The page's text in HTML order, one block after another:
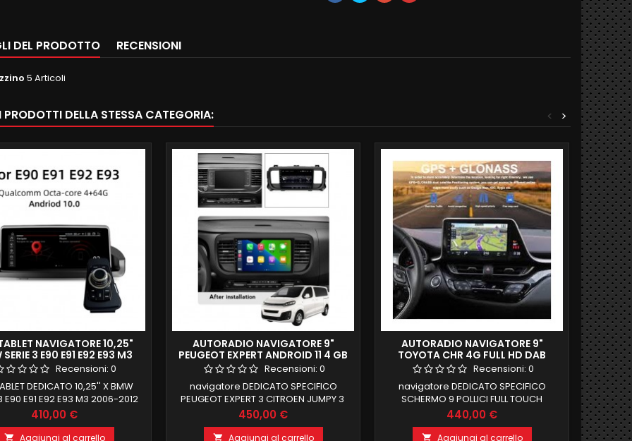
DEL PRODOTTO RECENSIONI
5 Articoli
PRODOTTI DELLA STESSA CATEGORIA: >
<
NAVIGATORE 10,25"
SERIE 3 E90 E91 E92 E93 M3
2012 2 +32 CARPLAY
Recensioni: 0
DEDICATO 10,25'' X BMW
E90 E91 E92 E93 M3 2006-2012
IN DOTAZIONE PER TAGLIO
CON FOGLIO SAGOMA
Supporta iDrive SWC, SCHERMO
Prezzo
410,00 €
 Aggiungi al carrello
AUTORADIO NAVIGATORE 9"
PEUGEOT EXPERT ANDROID 11 4 GB
RAM 64 GB ROM GIANTECH
Recensioni: 0
navigatore DEDICATO SPECIFICO
PEUGEOT EXPERT 3 CITROEN JUMPY 3
CITROEN SPACETOURER SCHERMO 9
POLLICI FULL TOUCH MANTENIMENTO
COMANDI AL VOLANTE 4 GB RAM 64 GB
Prezzo
450,00 €
 Aggiungi al carrello
AUTORADIO NAVIGATORE 9"
TOYOTA CHR 4G FULL HD DAB
CARPLAY GIANTECH STANDARD
Recensioni: 0
navigatore DEDICATO SPECIFICO
SCHERMO 9 POLLICI FULL TOUCH
MODELLO GIANTECH STANDARD CHR DAL
2016 RECUPERA RETROCAMERA DI SERIE E
COMANDI AL VOLANTE + parte elettrica
Prezzo
440,00 €
 Aggiungi al carrello
ROVER
RAM